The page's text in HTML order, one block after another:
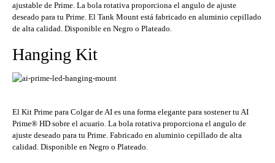
ajustable de Prime. La bola rotativa proporciona el angulo de ajuste
deseado para tu Prime. El Tank Mount está fabricado en aluminio cepillado
de alta calidad. Disponible en Negro o Plateado.
Hanging Kit
El Kit Prime para Colgar de AI es una forma elegante para sostener tu AI
Prime® HD sobre el acuario. La bola rotativa proporciona el angulo de
ajuste deseado para tu Prime. Fabricado en aluminio cepillado de alta
calidad. Disponible en Negro o Plateado.